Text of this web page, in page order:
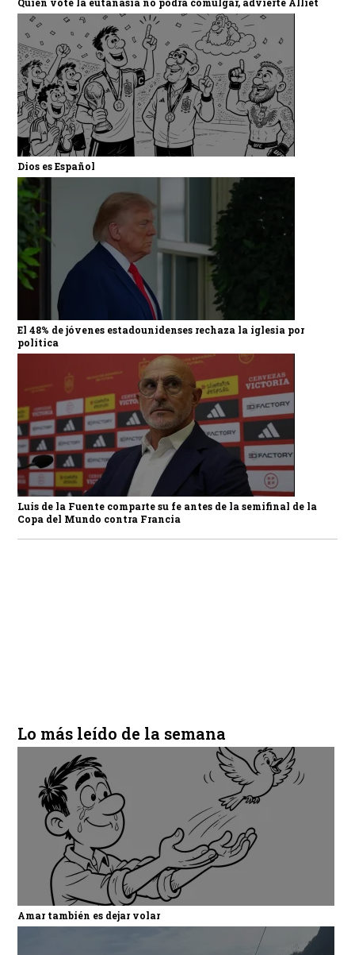
Dios es Español
El 48% de jóvenes estadounidenses rechaza la iglesia por
política
Luis de la Fuente comparte su fe antes de la semifinal de la
Copa del Mundo contra Francia
Lo más leído de la semana
Amar también es dejar volar